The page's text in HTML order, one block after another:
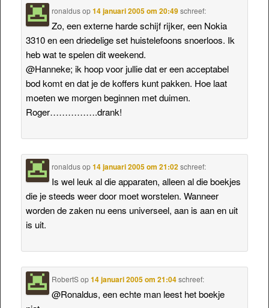
ronaldusop14 januari 2005 om 20:49 schreef:
Zo, een externe harde schijf rijker, een Nokia
3310 en een driedelige set huistelefoons snoerloos. Ik
heb wat te spelen dit weekend.
@Hanneke; ik hoop voor jullie dat er een acceptabel
bod komt en dat je de koffers kunt pakken. Hoe laat
moeten we morgen beginnen met duimen.
Roger…………….drank!
ronaldusop14 januari 2005 om 21:02 schreef:
Is wel leuk al die apparaten, alleen al die boekjes
die je steeds weer door moet worstelen. Wanneer
worden de zaken nu eens universeel, aan is aan en uit
is uit.
RobertSop14 januari 2005 om 21:04 schreef:
@Ronaldus, een echte man leest het boekje